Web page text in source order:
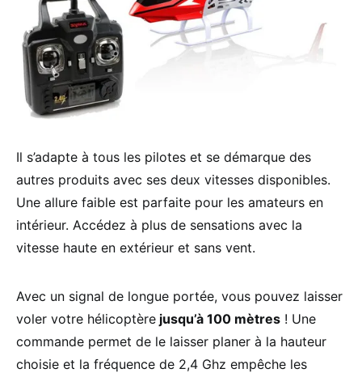
Il s’adapte à tous les pilotes et se démarque des
autres produits avec ses deux vitesses disponibles.
Une allure faible est parfaite pour les amateurs en
intérieur. Accédez à plus de sensations avec la
vitesse haute en extérieur et sans vent.
Avec un signal de longue portée, vous pouvez laisser
voler votre hélicoptère jusqu’à 100 mètres ! Une
commande permet de le laisser planer à la hauteur
choisie et la fréquence de 2,4 Ghz empêche les